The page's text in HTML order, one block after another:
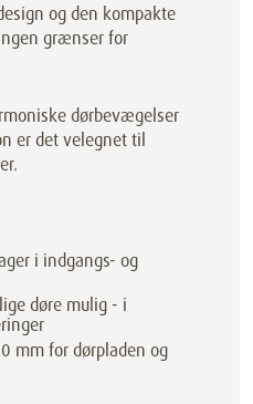
og den kompakte
grænser for
dørbevægelser
er det velegnet til
i indgangs- og
døre mulig - i
mm for dørpladen og